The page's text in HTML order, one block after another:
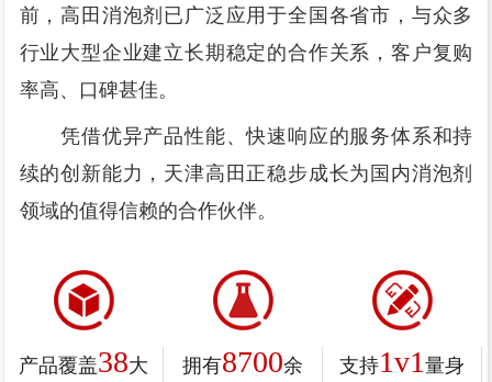
前，高田消泡剂已广泛应用于全国各省市，与众多
行业大型企业建立长期稳定的合作关系，客户复购
率高、口碑甚佳。
凭借优异产品性能、快速响应的服务体系和持
续的创新能力，天津高田正稳步成长为国内消泡剂
领域的值得信赖的合作伙伴。
产品覆盖38大
拥有8700余
支持1v1 量身